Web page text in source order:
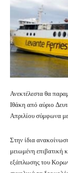
Ανεκτέλεστα θα
Ιθάκη από αύριο
Απριλίου σύμφωνα
Στην ίδια
μειωμένη επιβατική
εξάπλωσης του